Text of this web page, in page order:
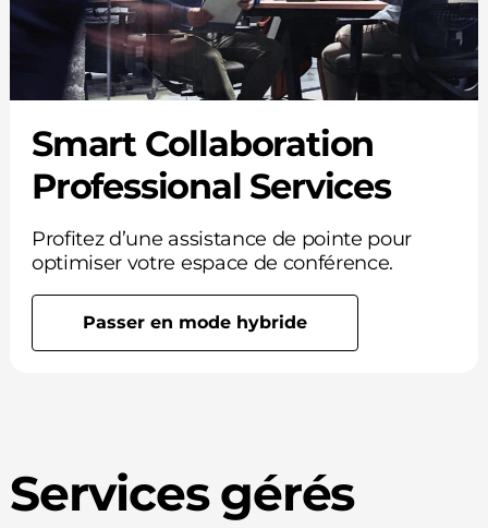
Smart Collaboration
Professional Services
Profitez d’une assistance de pointe pour
optimiser votre espace de conférence.
Passer en mode hybride
Services gérés